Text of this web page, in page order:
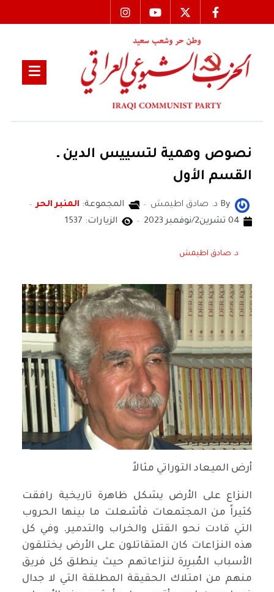
نصوص وهمية لتسييس الدين ـ
القسم الأول
By د. صادق اطيمش المجموعة: المنبر الحر
04 تشرين2/نوفمبر 2023
الزيارات: 1537
د. صادق اطيمش
أرض الميعاد التوراتي مثالاً
النزاع على الأرض يشكل ظاهرة تاريخية رافقت
كثيراً من المجتمعات فأشعلت ما بينها الحروب
التي قادت نحو القتل والخراب والتدمير. وفي كل
هذه النزاعات كان المتقاتلون على الأرض يختلقون
الأسباب المُبرِرة لنزاعاتهم حيث ينطلق كل فريق
منهم من امتلاك الحقيقة المطلقة التي لا جدال